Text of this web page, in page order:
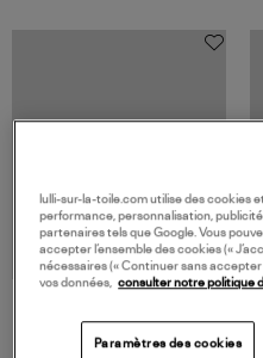
Champagne
lulli-sur-la-toile.com utilise des cookies
performance, personnalisation,
partenaires tels que Google. Vous
accepter l’ensemble des cookies («
nécessaires (« Continuer sans accepter
vos données,
consulter notre politique
Paramètres des cookies